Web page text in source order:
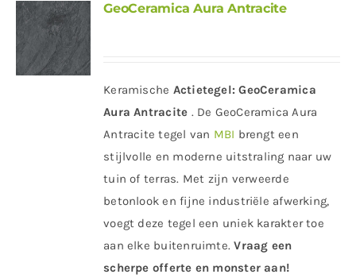
GeoCeramica Aura Antracite
Keramische Actietegel: GeoCeramica
Aura Antracite . De GeoCeramica Aura
Antracite tegel van MBI brengt een
stijlvolle en moderne uitstraling naar uw
tuin of terras. Met zijn verweerde
betonlook en fijne industriële afwerking,
voegt deze tegel een uniek karakter toe
aan elke buitenruimte.Vraag een
scherpe offerte en monster aan!